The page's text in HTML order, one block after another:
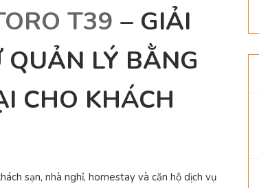
T39 – GIẢI
LÝ BẰNG
CHO KHÁCH
sạn, nhà nghỉ, homestay và căn hộ dịch vụ